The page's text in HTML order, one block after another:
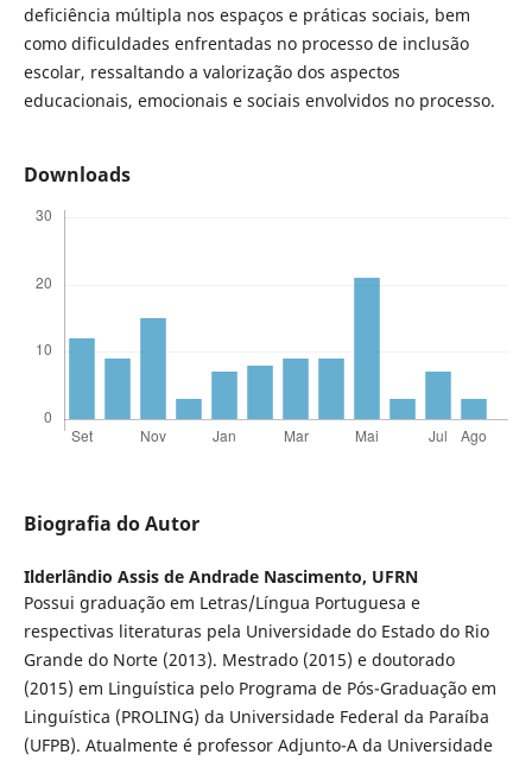
deficiência múltipla nos espaços e práticas sociais, bem
como dificuldades enfrentadas no processo de inclusão
escolar, ressaltando a valorização dos aspectos
educacionais, emocionais e sociais envolvidos no processo.
Downloads
Biografia do Autor
Ilderlândio Assis de Andrade Nascimento, UFRN
Possui graduação em Letras/Língua Portuguesa e
respectivas literaturas pela Universidade do Estado do Rio
Grande do Norte (2013). Mestrado (2015) e doutorado
(2015) em Linguística pelo Programa de Pós-Graduação em
Linguística (PROLING) da Universidade Federal da Paraíba
(UFPB). Atualmente é professor Adjunto-A da Universidade